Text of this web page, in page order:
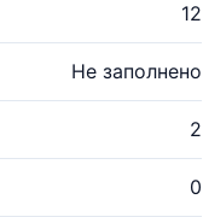
12
Не заполнено
2
0